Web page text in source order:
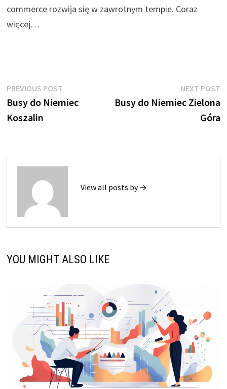
commerce rozwija się w zawrotnym tempie. Coraz
więcej…
Nawigacja
wpisu
PREVIOUS POSTPrevious
post:
Busy do Niemiec
Koszalin
NEXT POST
Busy do Niemiec Zielona
Góra
View all posts by →
YOU MIGHT ALSO LIKE